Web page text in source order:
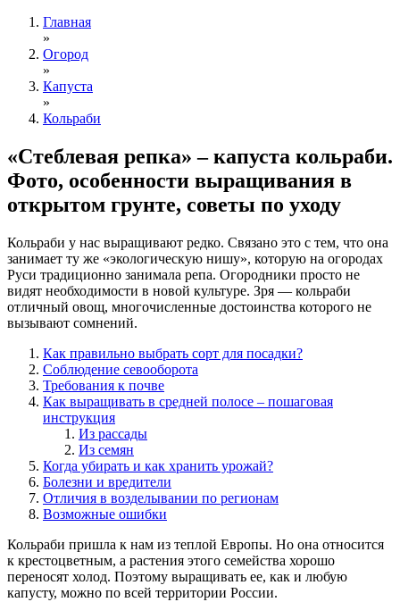
Главная
»
Огород
»
Капуста
»
Кольраби
«Стеблевая репка» – капуста кольраби.
Фото, особенности выращивания в
открытом грунте, советы по уходу
Кольраби у нас выращивают редко. Связано это с тем, что она
занимает ту же «экологическую нишу», которую на огородах
Руси традиционно занимала репа. Огородники просто не
видят необходимости в новой культуре. Зря — кольраби
отличный овощ, многочисленные достоинства которого не
вызывают сомнений.
Как правильно выбрать сорт для посадки?
Соблюдение севооборота
Требования к почве
Как выращивать в средней полосе – пошаговая
инструкция
Из рассады
Из семян
Когда убирать и как хранить урожай?
Болезни и вредители
Отличия в возделывании по регионам
Возможные ошибки
Кольраби пришла к нам из теплой Европы. Но она относится
к крестоцветным, а растения этого семейства хорошо
переносят холод. Поэтому выращивать ее, как и любую
капусту, можно по всей территории России.